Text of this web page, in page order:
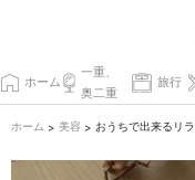
ホーム
一重、
奥二重
旅行
ホーム > 美容 >